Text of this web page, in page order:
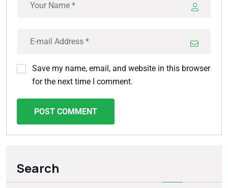
Save my name, email, and website in this browser
for the next time I comment.
POST COMMENT
Search